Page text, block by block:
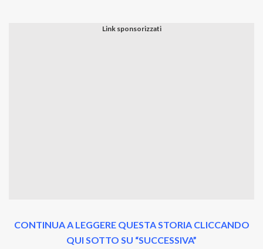
CONTINUA A LEGGERE QUESTA STORIA CLICCANDO
QUI SOTTO SU “SUCCESSIVA”